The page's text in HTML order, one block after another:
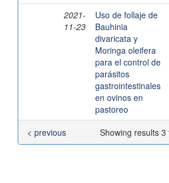
2021-
11-23
Uso de follaje de
Bauhinia
divaricata y
Moringa oleifera
para el control de
parásitos
gastrointestinales
en ovinos en
pastoreo
Showing results 3
< previous